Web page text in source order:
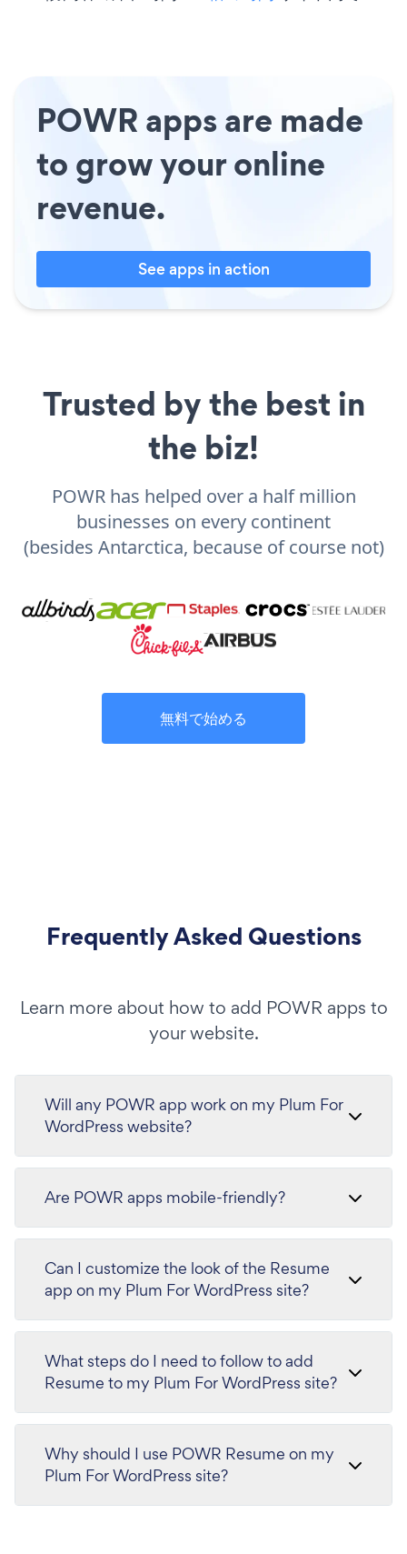
POWR apps are made
to grow your online
revenue.
See apps in action
Trusted by the best in
the biz!
POWR has helped over a half million
businesses on every continent
(besides Antarctica, because of course not)
無料で始める
Frequently Asked Questions
Learn more about how to add POWR apps to
your website.
Will any POWR app work on my Plum For
WordPress website?
Are POWR apps mobile-friendly?
Can I customize the look of the Resume
app on my Plum For WordPress site?
What steps do I need to follow to add
Resume to my Plum For WordPress site?
Why should I use POWR Resume on my
Plum For WordPress site?